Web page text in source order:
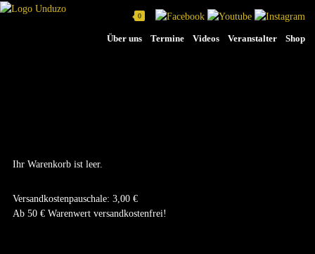
0
Über uns Termine Videos Veranstalter Shop
Ihr Warenkorb ist leer.
Versandkostenpauschale: 3,00 €
Ab 50 € Warenwert versandkostenfrei!